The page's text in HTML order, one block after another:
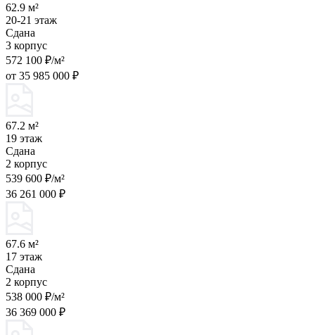
62.9 м²
20-21 этаж
Сдана
3 корпус
572 100 ₽/м²
от 35 985 000 ₽
67.2 м²
19 этаж
Сдана
2 корпус
539 600 ₽/м²
36 261 000 ₽
67.6 м²
17 этаж
Сдана
2 корпус
538 000 ₽/м²
36 369 000 ₽